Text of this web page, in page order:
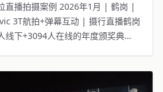
直播拍摄案例 2026年1月 | 鹤岗 |
3T航拍+弹幕互动 | 摄行直播鹤岗
线下+3094人在线的年度颁奖典